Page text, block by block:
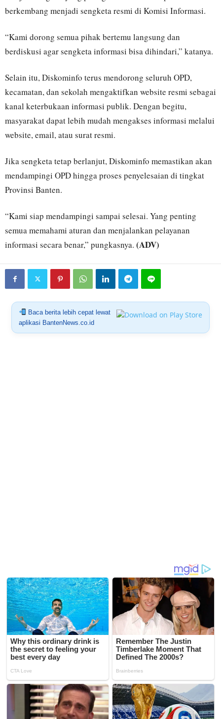
berkembang menjadi sengketa resmi di Komisi Informasi.
“Kami dorong semua pihak bertemu langsung dan
berdiskusi agar sengketa informasi bisa dihindari,” katanya.
Selain itu, Diskominfo terus mendorong seluruh OPD,
kecamatan, dan sekolah mengaktifkan website resmi sebagai
kanal keterbukaan informasi publik. Dengan begitu,
masyarakat dapat lebih mudah mengakses informasi melalui
website, email, atau surat resmi.
Jika sengketa tetap berlanjut, Diskominfo memastikan akan
mendampingi OPD hingga proses penyelesaian di tingkat
Provinsi Banten.
“Kami siap mendampingi sampai selesai. Yang penting
semua memahami aturan dan menjalankan pelayanan
informasi secara benar,” pungkasnya. (ADV)
Baca berita lebih cepat lewat
aplikasi BantenNews.co.id